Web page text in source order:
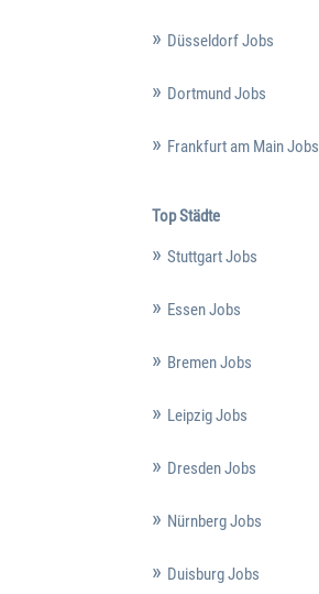
Düsseldorf Jobs
Dortmund Jobs
Frankfurt am Main Jobs
Top Städte
Stuttgart Jobs
Essen Jobs
Bremen Jobs
Leipzig Jobs
Dresden Jobs
Nürnberg Jobs
Duisburg Jobs